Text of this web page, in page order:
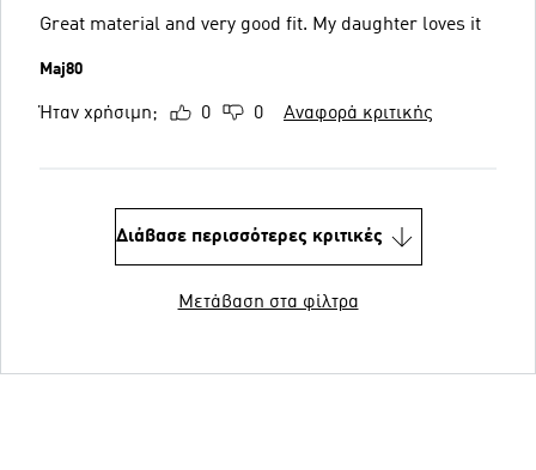
Great material and very good fit. My daughter loves it
Maj80
Ήταν χρήσιμη; 0 0 Αναφορά κριτικής
Διάβασε περισσότερες κριτικές
Μετάβαση στα φίλτρα